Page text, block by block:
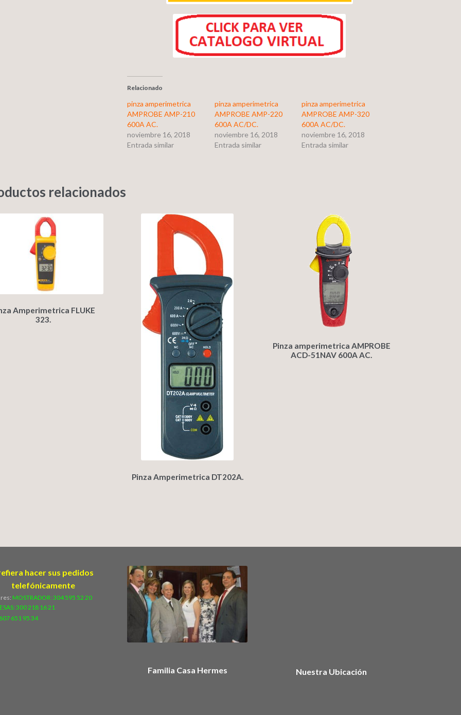
Relacionado
pinza amperimetrica
AMPROBE AMP-210
600A AC.
noviembre 16, 2018
Entrada similar
pinza amperimetrica
AMPROBE AMP-220
600A AC/DC.
noviembre 16, 2018
Entrada similar
pinza amperimetrica
AMPROBE AMP-320
600A AC/DC.
noviembre 16, 2018
Entrada similar
relacionados
Amperimetrica FLUKE
323.
Pinza Amperimetrica DT202A.
Pinza amperimetrica AMPROBE
ACD-51NAV 600A AC.
hacer sus pedidos
telefónicamente
MOSTRADOR: 304 595 52 20
300 218 16 21
651 95 34
Familia Casa Hermes Nuestra Ubicación